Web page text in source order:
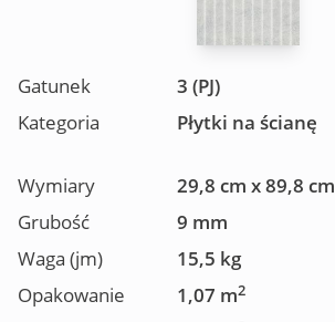
Gatunek
3 (PJ)
Kategoria
Płytki na ścianę
Wymiary
29,8 cm x 89,8 cm
Grubość
9 mm
Waga (jm)
15,5 kg
Opakowanie
1,07 m2